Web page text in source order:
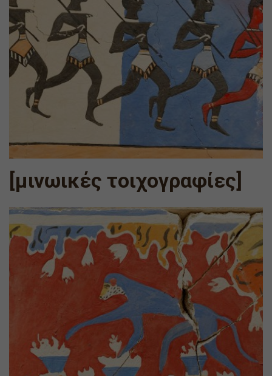
[μινωικές τοιχογραφίες]